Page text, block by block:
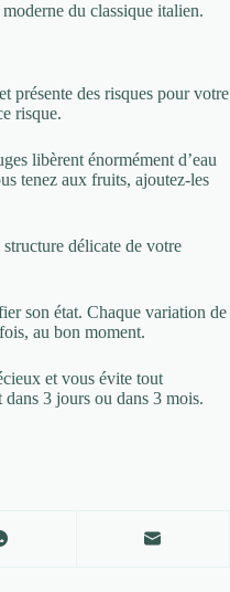
du classique italien.
présente des risques pour votre
risque.
libèrent énormément d’eau
tenez aux fruits, ajoutez-les
délicate de votre
son état. Chaque variation de
au bon moment.
et vous évite tout
3 jours ou dans 3 mois.